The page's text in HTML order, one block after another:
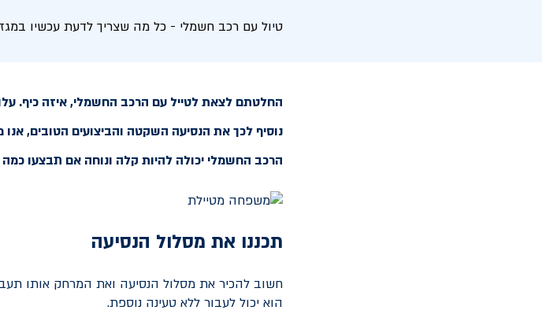
טיול עם רכב חשמלי - כל מה שצריך לדעת עכשיו
החלטתם לצאת לטייל עם הרכב החשמלי, איזה כיף.
נוסיף לכך את הנסיעה השקטה והביצועים הטובים, אנו
הרכב החשמלי יכולה להיות קלה ונוחה אם תבצעו
תכננו את מסלול הנסיעה
חשוב להכיר את מסלול הנסיעה ואת המרחק אותו
הוא יכול לעבור ללא טעינה נוספת.